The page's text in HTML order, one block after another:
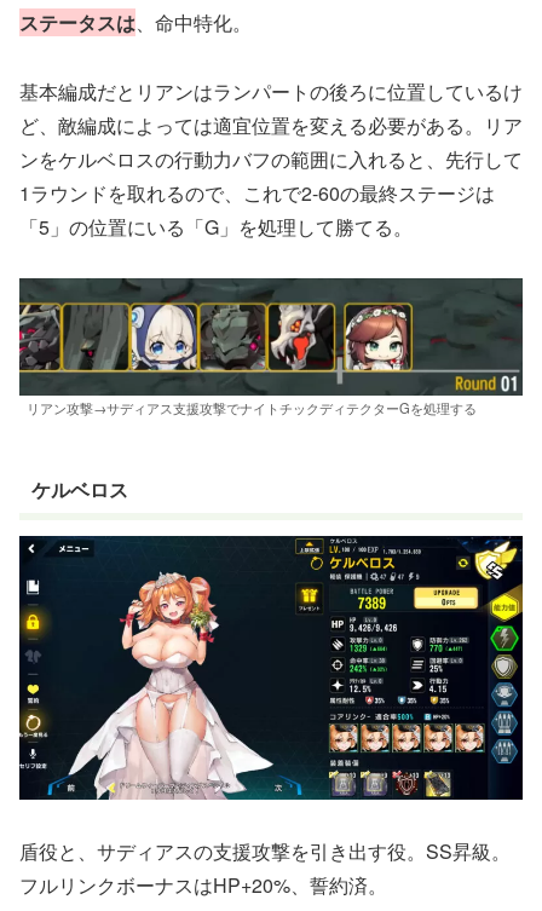
ステータスは、命中特化。
基本編成だとリアンはランパートの後ろに位置しているけ
ど、敵編成によっては適宜位置を変える必要がある。リア
ンをケルベロスの行動力バフの範囲に入れると、先行して
1ラウンドを取れるので、これで2-60の最終ステージは
「5」の位置にいる「G」を処理して勝てる。
リアン攻撃→サディアス支援攻撃でナイトチックディテクターGを処理する
ケルベロス
盾役と、サディアスの支援攻撃を引き出す役。SS昇級。
フルリンクボーナスはHP+20%、誓約済。